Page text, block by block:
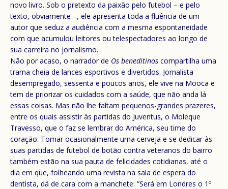
novo livro. Sob o pretexto da paixão pelo futebol – e pelo
texto, obviamente –, ele apresenta toda a fluência de um
autor que seduz a audiência com a mesma espontaneidade
com que acumulou leitores ou telespectadores ao longo de
sua carreira no jornalismo.
Não por acaso, o narrador de Os beneditinos compartilha uma
trama cheia de lances esportivos e divertidos. Jornalista
desempregado, sessenta e poucos anos, ele vive na Mooca e
tem de priorizar os cuidados com a saúde, que não anda lá
essas coisas. Mas não lhe faltam pequenos-grandes prazeres,
entre os quais assistir às partidas do Juventus, o Moleque
Travesso, que o faz se lembrar do América, seu time do
coração. Tomar ocasionalmente uma cerveja e se dedicar às
suas partidas de futebol de botão contra veteranos do bairro
também estão na sua pauta de felicidades cotidianas, até o
dia em que, folheando uma revista na sala de espera do
dentista, dá de cara com a manchete: “Será em Londres o 1º